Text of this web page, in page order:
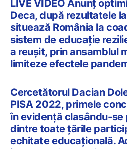
LIVE VIDEO Anunț
Deca, după rezultatele
situează România la
sistem de educație
a reușit, prin ansamblul
limiteze efectele
Cercetătorul Dacian
PISA 2022, primele
în evidență clasându-se
dintre toate țările
echitate educațională.